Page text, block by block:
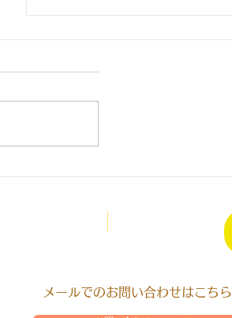
​メールでのお問い合わせはこちら